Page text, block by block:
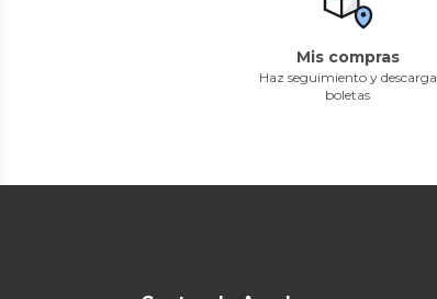
Mis compras
Haz seguimiento y descarga
boletas